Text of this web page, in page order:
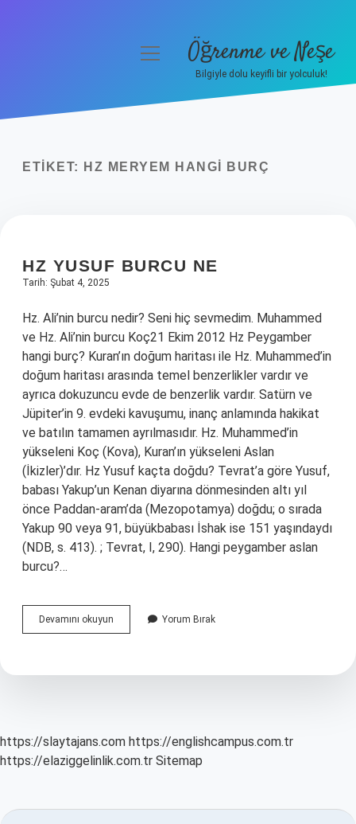
Yasal Uyarı
menüyüÖğrenme ve Neşe
Bilgiyle dolu keyifli bir yolculuk!
ETIKET: HZ MERYEM HANGI BURÇ
HZ YUSUF BURCU NE
Tarih: Şubat 4, 2025
Hz. Ali’nin burcu nedir? Seni hiç sevmedim. Muhammed
ve Hz. Ali’nin burcu Koç21 Ekim 2012 Hz Peygamber
hangi burç? Kuran’ın doğum haritası ile Hz. Muhammed’in
doğum haritası arasında temel benzerlikler vardır ve
ayrıca dokuzuncu evde de benzerlik vardır. Satürn ve
Jüpiter’in 9. evdeki kavuşumu, inanç anlamında hakikat
ve batılın tamamen ayrılmasıdır. Hz. Muhammed’in
yükseleni Koç (Kova), Kuran’ın yükseleni Aslan
(İkizler)’dır. Hz Yusuf kaçta doğdu? Tevrat’a göre Yusuf,
babası Yakup’un Kenan diyarına dönmesinden altı yıl
önce Paddan-aram’da (Mezopotamya) doğdu; o sırada
Yakup 90 veya 91, büyükbabası İshak ise 151 yaşındaydı
(NDB, s. 413). ; Tevrat, I, 290). Hangi peygamber aslan
burcu?…
Devamını okuyun
Yusuf
Yorum Bırak
https://slaytajans.com https://englishcampus.com.tr
https://elaziggelinlik.com.tr Sitemap